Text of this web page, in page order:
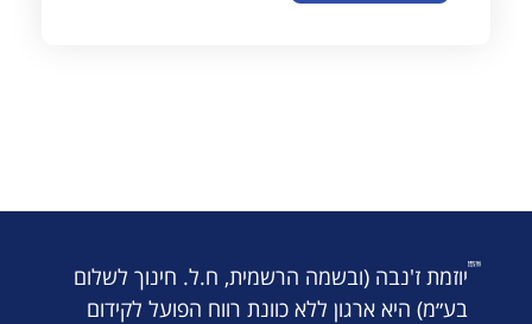
יוזמת ז'נבה (ובשמה הרשמית, ח.ל. חינוך לשלום
בע״מ) היא ארגון ללא כוונת רווח הפועל לקידום